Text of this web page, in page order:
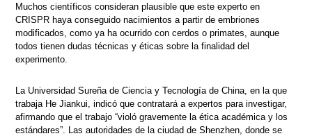
Muchos científicos consideran plausible que este experto en
CRISPR haya conseguido nacimientos a partir de embriones
modificados, como ya ha ocurrido con cerdos o primates, aunque
todos tienen dudas técnicas y éticas sobre la finalidad del
experimento.
La Universidad Sureña de Ciencia y Tecnología de China, en la que
trabaja He Jiankui, indicó que contratará a expertos para investigar,
afirmando que el trabajo “violó gravemente la ética académica y los
estándares”. Las autoridades de la ciudad de Shenzhen, donde se